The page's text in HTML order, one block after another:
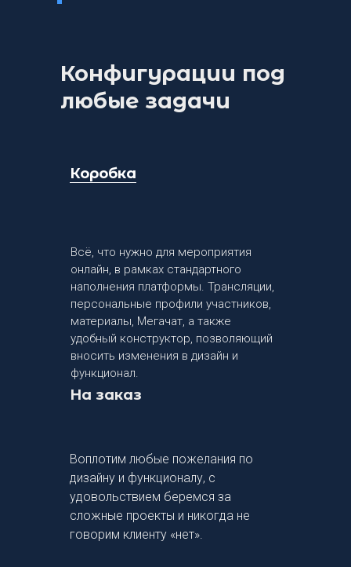
Конфигурации под
любые задачи
На заказ
Воплотим любые пожелания по
дизайну и функционалу, с
удовольствием беремся за
сложные проекты и никогда не
говорим клиенту «нет».
Коробка
Всё, что нужно для мероприятия
онлайн, в рамках стандартного
наполнения платформы. Трансляции,
персональные профили участников,
материалы, Мегачат, а также
удобный конструктор, позволяющий
вносить изменения в дизайн и
функционал.